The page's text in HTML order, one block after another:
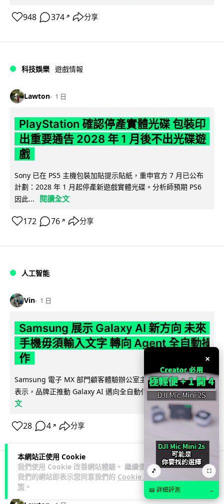
本網站正使用 Cookie
我們使用 Cookie 改善網站體驗。 繼續使用
我們的網站即表示您同意我們的 Cookie 政
策 。
948 374 ↗ 分享
科技娛樂 遊戲情報
Lawton 1 日
PlayStation 確認停產實體光碟 包裝印
出重要通告 2028 年 1 月後不出光碟遊
戲
Sony 已在 PS5 主機包裝加貼提示貼紙，重申官方 7 月已公布
計劃：2028 年 1 月起停產新遊戲實體光碟。分析師預期 PS6
因此...
閱讀全文
172 76 ↗ 分享
人工智能
Vin 1 日
Samsung 展示 Galaxy AI 新方向 未來
手機毋須輸入文字 轉向 Agent 全自動操
作
Samsung 電子 MX 部門顧客體驗辦公室主管兼副總裁 Jay Kim
表示，品牌正推動 Galaxy AI 邁向全自動化 Agent... 閱讀全
文
28 4 ↗ 分享
科技娛樂 生活娛樂 城中熱話
×
🎵 ⛶
📖 詳細評測 →